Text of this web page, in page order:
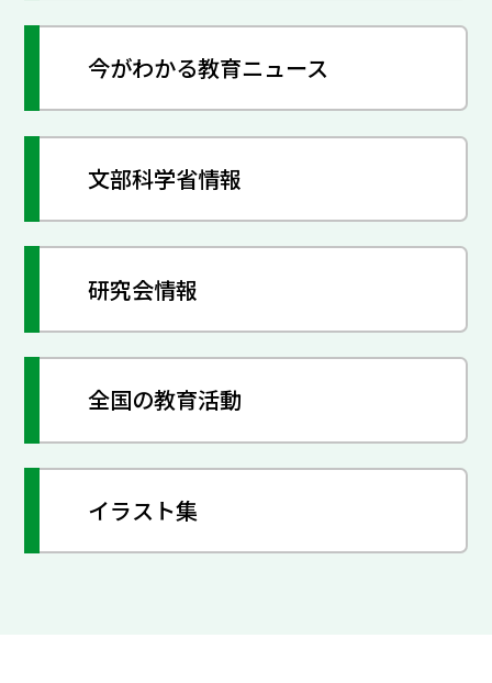
今がわかる教育ニュース
文部科学省情報
研究会情報
全国の教育活動
イラスト集